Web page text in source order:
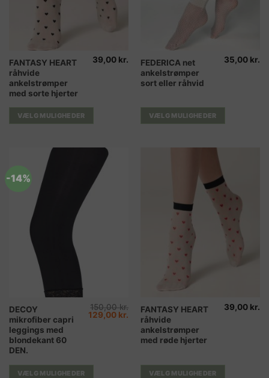
FANTASY HEART
råhvide
ankelstrømper
med sorte hjerter
39,00 kr.
VÆLG MULIGHEDER
Dette
vare
har
flere
varianter.
Mulighederne
varesiden
FEDERICA net
ankelstrømper
sort eller råhvid
35,00 kr.
VÆLG MULIGHEDER
Dette
vare
har
varianter.
Mulighederne
-14%
DECOY
mikrofiber capri
leggings med
blondekant 60
DEN.
150,00kr.
Den
oprindelige
129,00 kr. Den
aktuelle
pris
129,00 kr..
VÆLG MULIGHEDER
Dette
vare
har
flere
Mulighederne
FANTASY HEART
råhvide
ankelstrømper
med røde hjerter
39,00 kr.
VÆLG MULIGHEDER
Dette
vare
har
Mulighederne